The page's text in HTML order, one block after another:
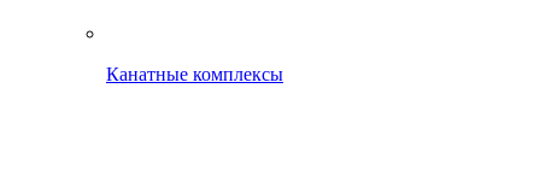
Канатные комплексы